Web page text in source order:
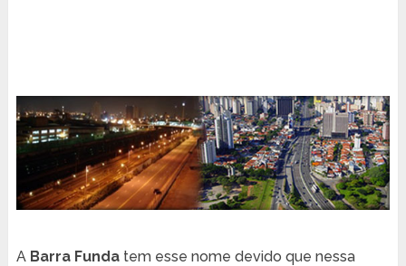
A Barra Fundatem esse nome devido que nessa